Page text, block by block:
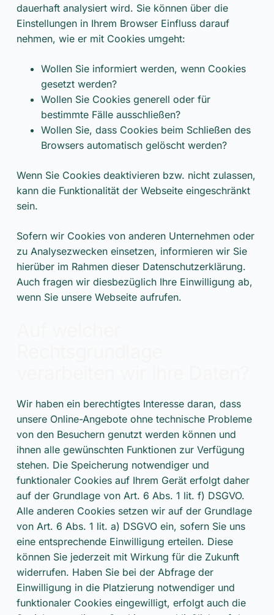
dauerhaft analysiert wird. Sie können über die
Einstellungen in Ihrem Browser Einfluss darauf
nehmen, wie er mit Cookies umgeht:
Wollen Sie informiert werden, wenn Cookies
gesetzt werden?
Wollen Sie Cookies generell oder für
bestimmte Fälle ausschließen?
Wollen Sie, dass Cookies beim Schließen des
Browsers automatisch gelöscht werden?
Wenn Sie Cookies deaktivieren bzw. nicht zulassen,
kann die Funktionalität der Webseite eingeschränkt
sein.
Sofern wir Cookies von anderen Unternehmen oder
zu Analysezwecken einsetzen, informieren wir Sie
hierüber im Rahmen dieser Datenschutzerklärung.
Auch fragen wir diesbezüglich Ihre Einwilligung ab,
wenn Sie unsere Webseite aufrufen.
Wir haben ein berechtigtes Interesse daran, dass
unsere Online-Angebote ohne technische Probleme
von den Besuchern genutzt werden können und
ihnen alle gewünschten Funktionen zur Verfügung
stehen. Die Speicherung notwendiger und
funktionaler Cookies auf Ihrem Gerät erfolgt daher
auf der Grundlage von Art. 6 Abs. 1 lit. f) DSGVO.
Alle anderen Cookies setzen wir auf der Grundlage
von Art. 6 Abs. 1 lit. a) DSGVO ein, sofern Sie uns
eine entsprechende Einwilligung erteilen. Diese
können Sie jederzeit mit Wirkung für die Zukunft
widerrufen. Haben Sie bei der Abfrage der
Einwilligung in die Platzierung notwendiger und
funktionaler Cookies eingewilligt, erfolgt auch die